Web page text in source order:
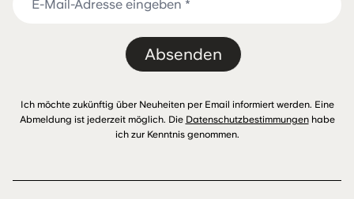
Absenden
Ich möchte zukünftig über Neuheiten per Email informiert werden. Eine
Abmeldung ist jederzeit möglich. Die Datenschutzbestimmungenhabe
ich zur Kenntnis genommen.